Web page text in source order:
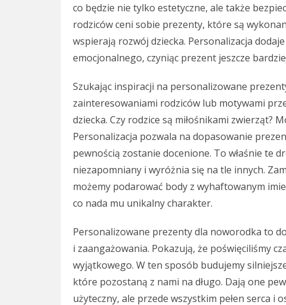
co będzie nie tylko estetyczne, ale także
rodziców ceni sobie prezenty, które są
wspierają rozwój dziecka. Personalizacja
emocjonalnego, czyniąc prezent jeszcze
Szukając inspiracji na personalizowane
zainteresowaniami rodziców lub motywami
dziecka. Czy rodzice są miłośnikami zwierząt?
Personalizacja pozwala na dopasowanie
pewnością zostanie docenione. To właśnie te
niezapomniany i wyróżnia się na tle innych.
możemy podarować body z wyhaftowanym
co nada mu unikalny charakter.
Personalizowane prezenty dla noworodka to
i zaangażowania. Pokazują, że poświęciliśmy
wyjątkowego. W ten sposób budujemy
które pozostaną z nami na długo. Dają one
użyteczny, ale przede wszystkim pełen serca i